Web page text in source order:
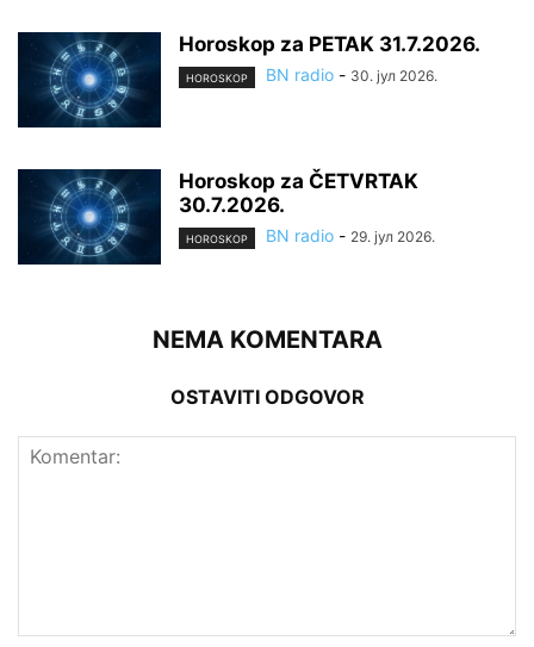
Horoskop za PETAK 31.7.2026.
HOROSKOP BN radio - 30. јул 2026.
Horoskop za ČETVRTAK
30.7.2026.
HOROSKOP BN radio - 29. јул 2026.
NEMA KOMENTARA
OSTAVITI ODGOVOR